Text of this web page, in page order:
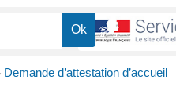
Demande d’attestation d’accueil